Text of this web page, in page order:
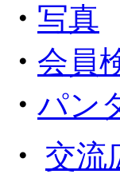
・ 写真
・ 会員
・ パン
・ 交流